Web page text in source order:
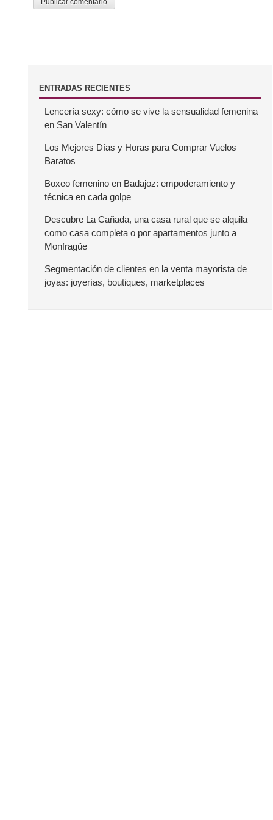
BENTRADAS RECIENTES
Lencería sexy: cómo se vive la sensualidad femenina
en San Valentín
Los Mejores Días y Horas para Comprar Vuelos
Baratos
Boxeo femenino en Badajoz: empoderamiento y
técnica en cada golpe
Descubre La Cañada, una casa rural que se alquila
como casa completa o por apartamentos junto a
Monfragüe
Segmentación de clientes en la venta mayorista de
joyas: joyerías, boutiques, marketplaces